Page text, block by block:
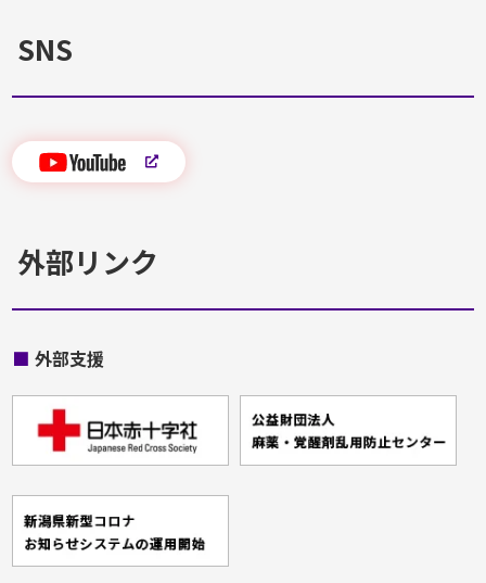
SNS
外部リンク
■ 外部支援